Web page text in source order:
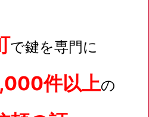
で鍵を専門に
件以上の